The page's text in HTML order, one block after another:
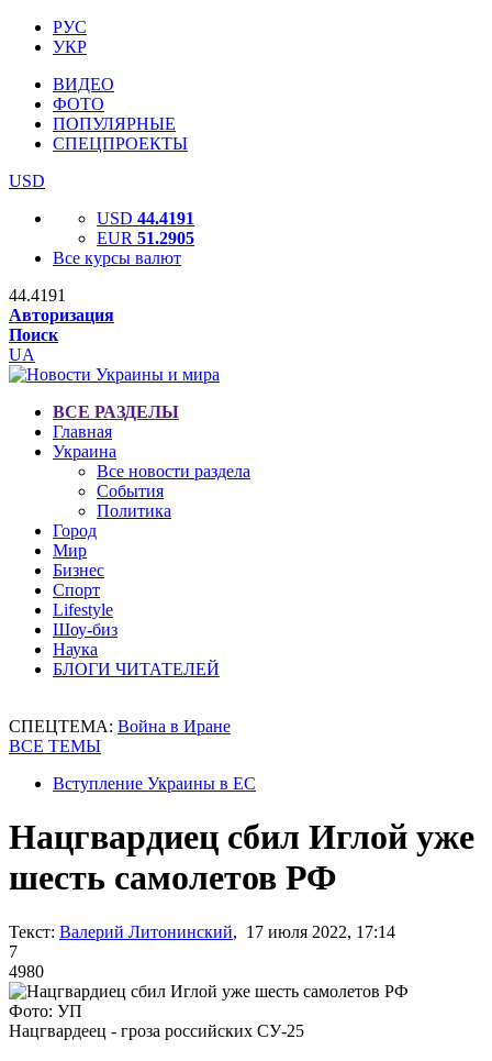
РУС
УКР
ВИДЕО
ФОТО
ПОПУЛЯРНЫЕ
СПЕЦПРОЕКТЫ
USD
USD 44.4191
EUR 51.2905
Все курсы валют
44.4191
Авторизация
Поиск
UA
ВСЕ РАЗДЕЛЫ
Главная
Украина
Все новости раздела
События
Политика
Город
Мир
Бизнес
Спорт
Lifestyle
Шоу-биз
Наука
БЛОГИ ЧИТАТЕЛЕЙ
СПЕЦТЕМА: Война в Иране
ВСЕ ТЕМЫ
Вступление Украины в ЕС
Нацгвардиец сбил Иглой уже
шесть самолетов РФ
Текст: Валерий Литонинский, 17 июля 2022, 17:14
7
4980
Фото: УП
Нацгвардеец - гроза российских СУ-25